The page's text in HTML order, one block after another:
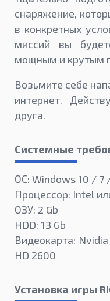
снаряжение,
в конкретных
миссий вы
мощным и крутым
Возьмите себе
интернет.
друга.
Системные
ОС: Windows 10 / 7
Процессор: Intel
ОЗУ: 2 Gb
HDD: 13 Gb
Видеокарта:
HD 2600
Установка игры